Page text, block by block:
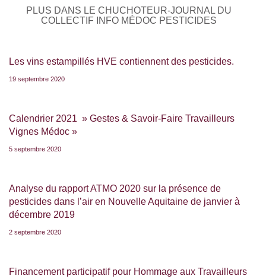
PLUS DANS LE CHUCHOTEUR-JOURNAL DU
COLLECTIF INFO MÉDOC PESTICIDES
Les vins estampillés HVE contiennent des pesticides.
19 septembre 2020
Calendrier 2021 » Gestes & Savoir-Faire Travailleurs
Vignes Médoc »
5 septembre 2020
Analyse du rapport ATMO 2020 sur la présence de
pesticides dans l’air en Nouvelle Aquitaine de janvier à
décembre 2019
2 septembre 2020
Financement participatif pour Hommage aux Travailleurs